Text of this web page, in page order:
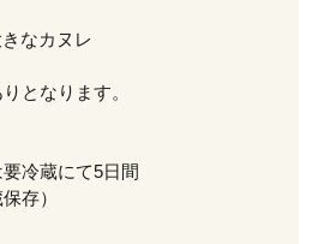
きなカヌレ
となります。
冷蔵にて5日間
存）